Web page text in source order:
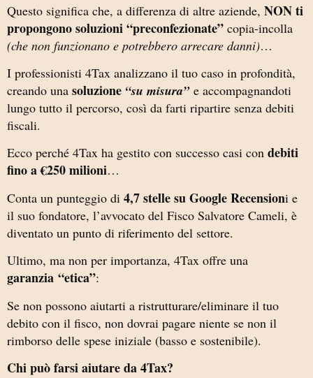
Questo significa che, a differenza di altre aziende, NON ti
propongono soluzioni “preconfezionate” copia-incolla
(che non funzionano e potrebbero arrecare danni)…
I professionisti 4Tax analizzano il tuo caso in profondità,
creando una soluzione “su misura”e accompagnandoti
lungo tutto il percorso, così da farti ripartire senza debiti
fiscali.
Ecco perché 4Tax ha gestito con successo casi con debiti
fino a €250 milioni…
Conta un punteggio di 4,7 stelle su Google Recensioni e
il suo fondatore, l’avvocato del Fisco Salvatore Cameli, è
diventato un punto di riferimento del settore.
Ultimo, ma non per importanza, 4Tax offre una
garanzia “etica”:
Se non possono aiutarti a ristrutturare/eliminare il tuo
debito con il fisco, non dovrai pagare niente se non il
rimborso delle spese iniziale (basso e sostenibile).
Chi può farsi aiutare da 4Tax?